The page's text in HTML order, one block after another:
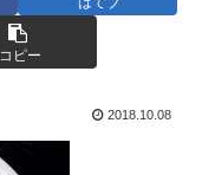
コピー
2018.10.08